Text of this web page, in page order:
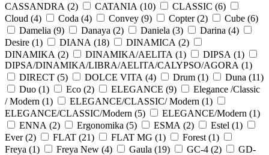
CASSANDRA (2) CATANIA (10) CLASSIC (6)
Cloud (4) Coda (4) Convey (9) Copter (2) Cube (6)
Damelia (9) Danaya (2) Daniela (3) Darina (4)
Desire (1) DIANA (18) DINAMICA (2)
DINAMIKA (2) DINAMIKA/AELITA (1) DIPSA (1)
DIPSA/DINAMIKA/LIBRA/AELITA/CALYPSO/AGORA (1)
DIRECT (5) DOLCE VITA (4) Drum (1) Duna (11)
Duo (1) Eco (2) ELEGANCE (9)
Elegance /Classic
/ Modern (1) ELEGANCE/CLASSIC/ Modern (1)
ELEGANCE/CLASSIC/Modern (5) ELEGANCE/Modern (1)
ENNA (2) Ergonomika (5) ESMA (2) Estel (1)
Ever (2) FLAT (21) FLAT MG (1) Forest (1)
Freya (1) Freya New (4) Gaula (19) GC-4 (2)
GD-